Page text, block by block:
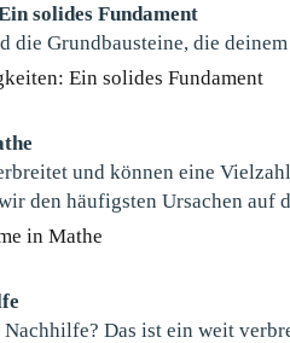
solides Fundament
Grundbausteine, die
Ein solides Fundament
und können eine
den häufigsten Ursachen
in Mathe
Das ist ein weit